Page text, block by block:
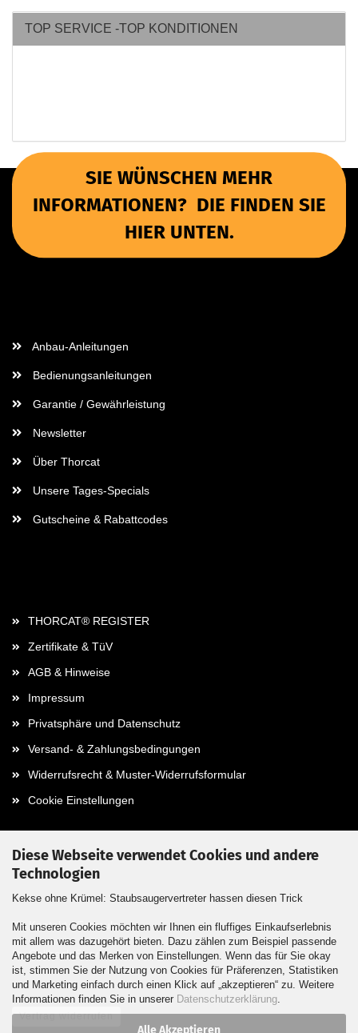
Diese Webseite verwendet Cookies und andere
Technologien
Kekse ohne Krümel: Staubsaugervertreter hassen diesen Trick
Mit unseren Cookies möchten wir Ihnen ein fluffiges Einkaufserlebnis
mit allem was dazugehört bieten. Dazu zählen zum Beispiel passende
Angebote und das Merken von Einstellungen. Wenn das für Sie okay
ist, stimmen Sie der Nutzung von Cookies für Präferenzen, Statistiken
und Marketing einfach durch einen Klick auf „akzeptieren“ zu. Weitere
Informationen finden Sie in unserer Datenschutzerklärung.
Alle Akzeptieren
TOP SERVICE -TOP KONDITIONEN
SIE WÜNSCHEN MEHR
INFORMATIONEN? DIE FINDEN SIE
HIER UNTEN.
Anbau-Anleitungen
Bedienungsanleitungen
Garantie / Gewährleistung
Newsletter
Über Thorcat
Unsere Tages-Specials
Gutscheine & Rabattcodes
THORCAT® REGISTER
Zertifikate & TüV
AGB & Hinweise
Impressum
Privatsphäre und Datenschutz
Versand- & Zahlungsbedingungen
Widerrufsrecht & Muster-Widerrufsformular
Cookie Einstellungen
Kontaktdaten
Kontakt / Formular
Callback Service
Vertrag widerrufen